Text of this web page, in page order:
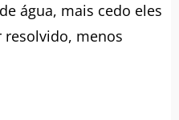
água, mais cedo eles
menos